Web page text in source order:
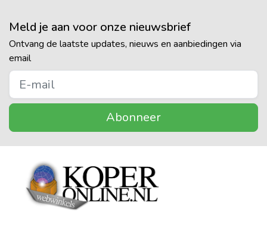
Meld je aan voor onze nieuwsbrief
Ontvang de laatste updates, nieuws en aanbiedingen via
email
Abonneer